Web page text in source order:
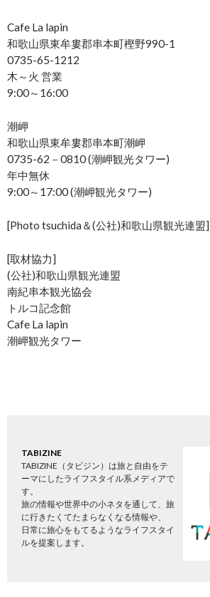
Cafe La lapin
和歌山県東牟婁郡串本町樫野990‐1
0735-65-1212
木～火 営業
9:00～16:00
潮岬
和歌山県東牟婁郡串本町潮岬
0735-62－0810 (潮岬観光タワー)
年中無休
9:00～17:00 (潮岬観光タワー)
[Photo tsuchida＆(公社)和歌山県観光連盟]
[取材協力]
(公社)和歌山県観光連盟
南紀串本観光協会
トルコ記念館
Cafe La lapin
潮岬観光タワー
TABIZINE
TABIZINE（タビジン）は旅と自由をテ
ーマにしたライフスタイル系メディアで
す。
旅の情報や世界中の小ネタを通して、旅
に行きたくてたまらなくなる情報や、
日常に旅心をもてるようなライフスタイ
ルを提案します。